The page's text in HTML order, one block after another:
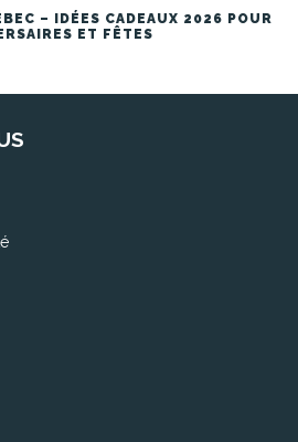
– IDÉES CADEAUX 2026 POUR
ET FÊTES